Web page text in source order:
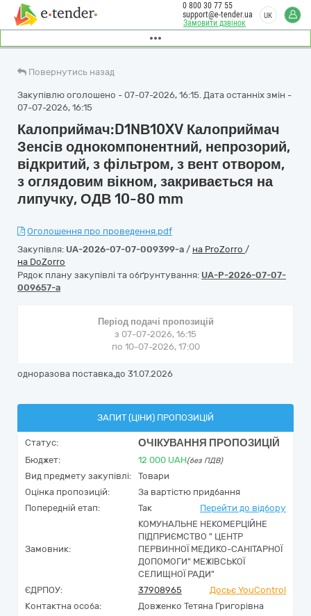
Замовити дзвінок
0 800 30 77 55
support@e-tender.ua
UK
Повернутись назад
Закупівлю оголошено - 07-07-2026, 16:15. Дата останніх змін -
07-07-2026, 16:15
Калоприймач:D1NВ10XV Калоприймач
Зенсів однокомпонентний, непрозорий,
відкритий, з фільтром, з вент отвором,
з оглядовим вікном, закривається на
липучку, ОДВ 10-80 mm
Оголошення про проведення.pdf
Закупівля: UA-2026-07-07-009399-a / на ProZorro /
на DoZorro
Рядок плану закупівлі та обґрунтування: UA-P-2026-07-07-
009657-a
Період подачі пропозицій
з 07-07-2026, 16:15
по 10-07-2026, 17:00
одноразова поставка,до 31.07.2026
ЗАПИТ (ЦІНИ) ПРОПОЗИЦІЙ
Статус: ОЧІКУВАННЯ ПРОПОЗИЦІЙ
Бюджет: 12 000 UAH(без ПДВ)
Вид предмету закупівлі:
Товари
Оцінка пропозицій:
За вартістю придбання
Попередній етап:
Так Перейти до відбору
Замовник:
КОМУНАЛЬНЕ НЕКОМЕРЦІЙНЕ
ПІДПРИЄМСТВО " ЦЕНТР
ПЕРВИННОЇ МЕДИКО-САНІТАРНОЇ
ДОПОМОГИ" МЕЖІВСЬКОЇ
СЕЛИЩНОЇ РАДИ"
ЄДРПОУ:
37908965
Досьє YouControl
Контактна особа:
Довженко Тетяна Григорівна